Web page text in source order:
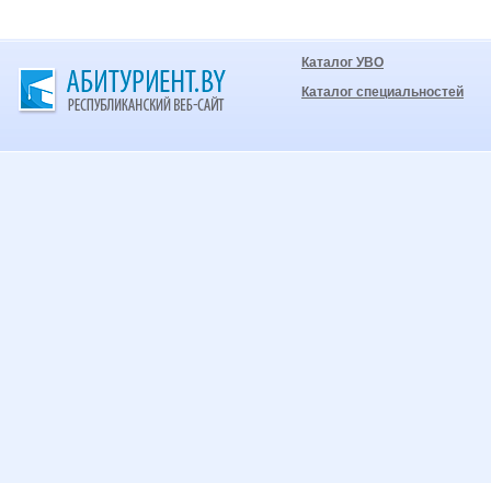
Каталог УВО
Каталог специальностей